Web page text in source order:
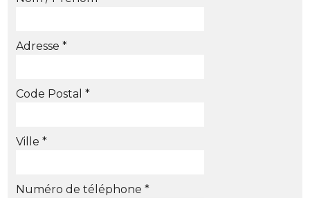
Adresse *
Code Postal *
Ville *
Numéro de téléphone *